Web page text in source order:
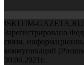
ISKITIM-GAZETA.RU
Зарегистрировано
связи,
коммуникаций
30.04.2021г.